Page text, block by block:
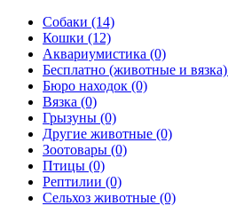
Собаки (14)
Кошки (12)
Аквариумистика (0)
Бесплатно (животные и вязка)
Бюро находок (0)
Вязка (0)
Грызуны (0)
Другие животные (0)
Зоотовары (0)
Птицы (0)
Рептилии (0)
Сельхоз животные (0)